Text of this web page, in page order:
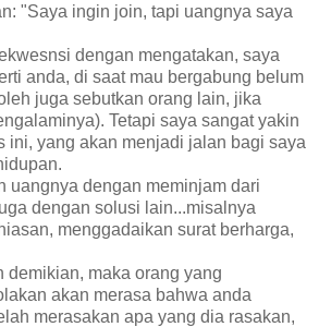
"Saya ingin join, tapi uangnya saya
dengan mengatakan, saya
anda, di saat mau bergabung belum
juga sebutkan orang lain, jika
Tetapi saya sangat yakin
ini, yang akan menjadi jalan bagi saya
uangnya dengan meminjam dari
dengan solusi lain...misalnya
menggadaikan surat berharga,
demikian, maka orang yang
akan merasa bahwa anda
merasakan apa yang dia rasakan,